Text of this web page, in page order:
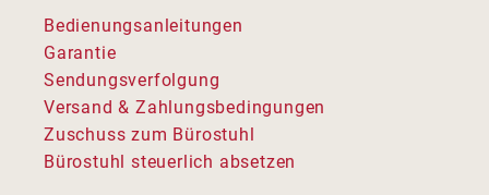
Bedienungsanleitungen
Garantie
Sendungsverfolgung
Versand & Zahlungsbedingungen
Zuschuss zum Bürostuhl
Bürostuhl steuerlich absetzen